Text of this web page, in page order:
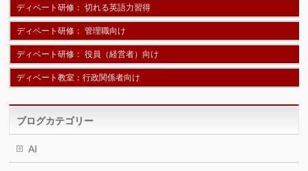
ディベート研修： 切れる英語力習得
ディベート研修： 管理職向け
ディベート研修： 役員（経営者）向け
ディベート教室：行政関係者向け
ブログカテゴリー
AI